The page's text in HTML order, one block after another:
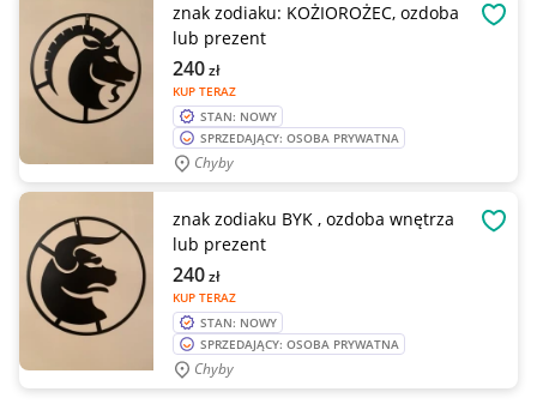
znak zodiaku: KOŻIOROŻEC, ozdoba
lub prezent
KUP TERAZ
240zł
STAN: NOWY
SPRZEDAJĄCY: OSOBA PRYWATNA
Chyby
znak zodiaku BYK , ozdoba wnętrza
lub prezent
KUP TERAZ
240zł
STAN: NOWY
SPRZEDAJĄCY: OSOBA PRYWATNA
Chyby